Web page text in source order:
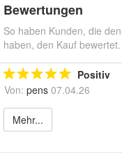
Bewertungen
So haben Kunden, die
haben, den Kauf bewertet.
Positiv
Von: pens 07.04.26
Mehr...